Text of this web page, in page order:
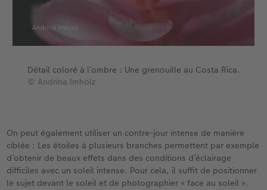
Détail coloré à l’ombre : Une grenouille au Costa Rica.
© Andrina Imholz
On peut également utiliser un contre-jour intense de manière
ciblée : Les étoiles à plusieurs branches permettent par exemple
d’obtenir de beaux effets dans des conditions d’éclairage
difficiles avec un soleil intense. Pour cela, il suffit de positionner
le sujet devant le soleil et de photographier « face au soleil ».